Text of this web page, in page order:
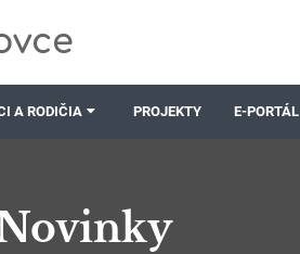
A RODIČIA PROJEKTY E-PORTÁL